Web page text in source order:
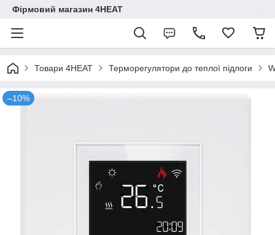
Фірмовий магазин 4HEAT
Товари 4HEAT Терморегулятори до теплої підлоги
–10%